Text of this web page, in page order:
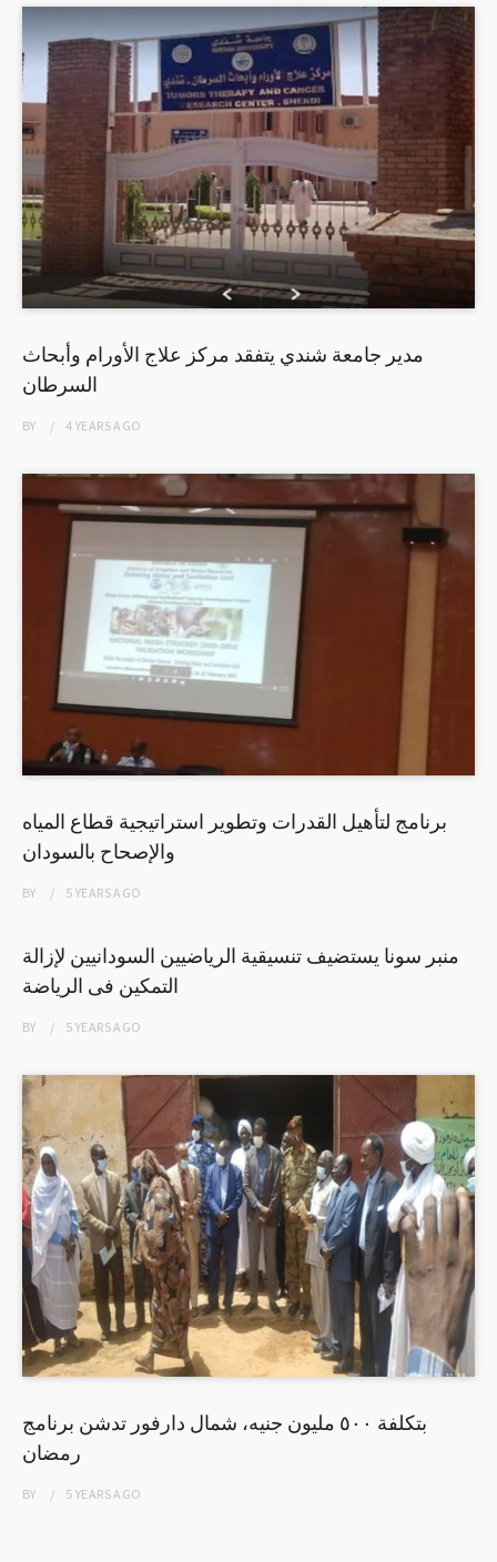
مدير جامعة شندي يتفقد مركز علاج الأورام وأبحاث
السرطان
BY 4 YEARSAGO
برنامج لتأهيل القدرات وتطوير استراتيجية قطاع المياه
والإصحاح بالسودان
BY 5 YEARSAGO
منبر سونا يستضيف تنسيقية الرياضيين السودانيين لإزالة
التمكين فى الرياضة
BY 5 YEARSAGO
بتكلفة ٥٠٠ مليون جنيه، شمال دارفور تدشن برنامج
رمضان
BY 5 YEARSAGO